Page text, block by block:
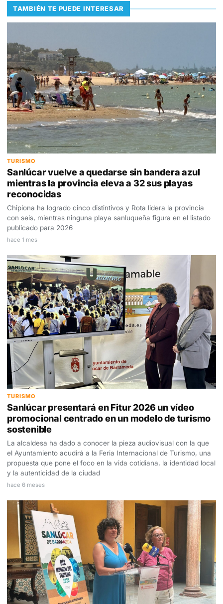
TAMBIÉN TE PUEDE INTERESAR
TURISMO
Sanlúcar vuelve a quedarse sin bandera azul
mientras la provincia eleva a 32 sus playas
reconocidas
Chipiona ha logrado cinco distintivos y Rota lidera la provincia
con seis, mientras ninguna playa sanluqueña figura en el listado
publicado para 2026
hace 1 mes
TURISMO
Sanlúcar presentará en Fitur 2026 un vídeo
promocional centrado en un modelo de turismo
sostenible
La alcaldesa ha dado a conocer la pieza audiovisual con la que
el Ayuntamiento acudirá a la Feria Internacional de Turismo, una
propuesta que pone el foco en la vida cotidiana, la identidad local
y la autenticidad de la ciudad
hace 6 meses